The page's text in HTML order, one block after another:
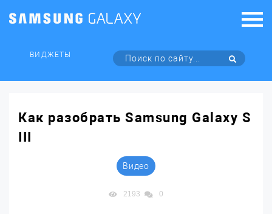
ВИДЖЕТЫ
Как разобрать Samsung Galaxy S
III
Видео
2193 0